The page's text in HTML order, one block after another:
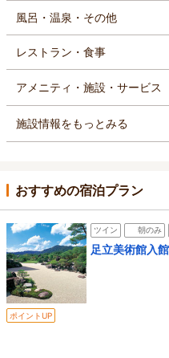
風呂・温泉・その他
レストラン・食事
アメニティ・施設・サービス
施設情報をもっとみる
おすすめの宿泊プラン
ツイン 朝のみ
足立美術館入
ポイントUP